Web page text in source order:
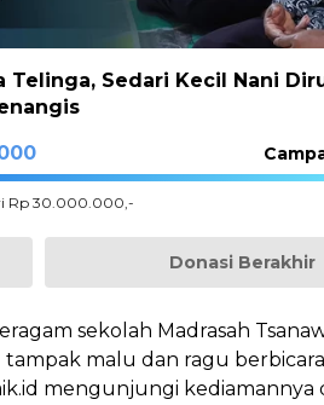
Telinga, Sedari Kecil Nani
84.06%
Complete
Rp 30.000.000,-
Donasi Berakhir
sekolah Madrasah
tampak malu dan ragu
mengunjungi kediamannya